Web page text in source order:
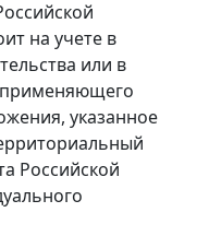
на учете в
или в
применяющего
указанное
Российской